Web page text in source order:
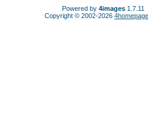
Powered by 4images1.7.11
Copyright © 2002-2026